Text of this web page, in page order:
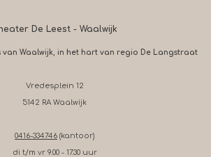
De Leest - Waalwijk
van Waalwijk, in het hart van regio De Langstraat
Vredesplein 12
5142 RA Waalwijk
0416-334746 (kantoor)
di t/m vr 9.00 - 17.30 uur